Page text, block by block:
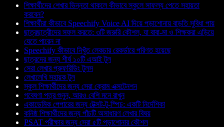
শিক্ষার্থীদের শেখার ভিন্নতা থাকলে কীভাবে স্কুলে সাফল্য পেতে সহায়তা
করবেন?
শিক্ষার্থীরা কীভাবে Speechify Voice AI দিয়ে পড়াশোনায় বাড়তি সুবিধা পায়
ছাত্রছাত্রীদের সফল করতে: ৩টি জরুরি কৌশল, যা বাবা-মা ও শিক্ষকরা এড়িয়ে
যেতে পারেন না
Speechify কীভাবে নিখুঁত লেকচার রেকর্ডারে পরিণত হয়েছে
ছাত্রদের জন্য শীর্ষ ১০টি এআই টুল
সেরা লেখার প্রুফরিডিং টুলস
লেখালেখি সহায়ক টুল
স্কুল শিক্ষার্থীদের জন্য সেরা ক্রোম এক্সটেনশন
গবেষণা পত্র শুনুন, আরও বেশি মনে রাখুন
একাডেমিক পেপারের জন্য টেক্সট-টু-স্পিচ: একটি নির্দেশিকা
কনিষ্ঠ শিক্ষার্থীদের জন্য পাঁচটি অসাধারণ লেখার বিষয়
PSAT পরীক্ষার জন্য সেরা ৫টি পড়াশোনার কৌশল